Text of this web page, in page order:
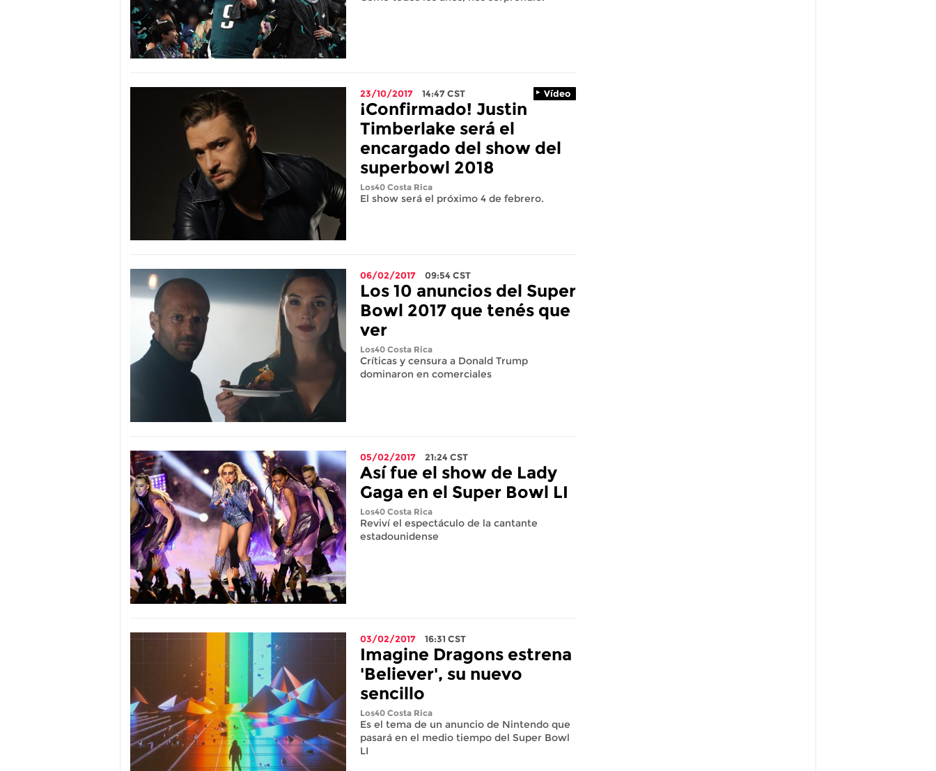
23/10/2017 14:47CST Vídeo
¡Confirmado! Justin
Timberlake será el
encargado del show del
superbowl 2018
Los40 Costa Rica
El show será el próximo 4 de febrero.
06/02/2017 09:54 CST
Los 10 anuncios del Super
Bowl 2017 que tenés que
ver
Los40 Costa Rica
Críticas y censura a Donald Trump
dominaron en comerciales
05/02/2017 21:24 CST
Así fue el show de Lady
Gaga en el Super Bowl LI
Los40 Costa Rica
Reviví el espectáculo de la cantante
estadounidense
03/02/2017 16:31 CST
Imagine Dragons estrena
'Believer', su nuevo
sencillo
Los40 Costa Rica
Es el tema de un anuncio de Nintendo que
pasará en el medio tiempo del Super Bowl
LI